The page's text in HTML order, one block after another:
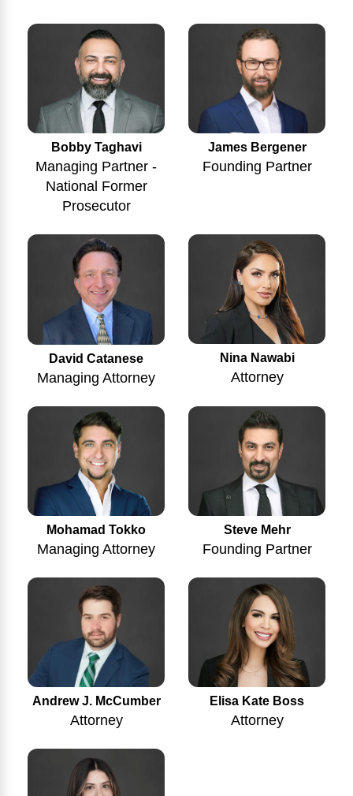
Bobby Taghavi
Managing Partner -
National Former
Prosecutor
James Bergener
Founding Partner
David Catanese
Managing Attorney
Nina Nawabi
Attorney
Mohamad Tokko
Managing Attorney
Steve Mehr
Founding Partner
Andrew J. McCumber
Attorney
Elisa Kate Boss
Attorney